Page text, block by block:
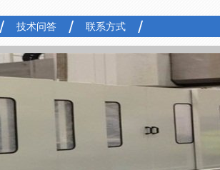
技术问答 联系方式